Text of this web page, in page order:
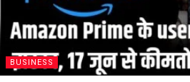
BUSINESS